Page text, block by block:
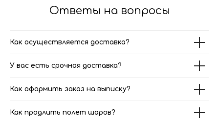
Ответы на вопросы
Как осуществляется доставка?
У вас есть срочная доставка?
Как оформить заказ на выписку?
Как продлить полет шаров?